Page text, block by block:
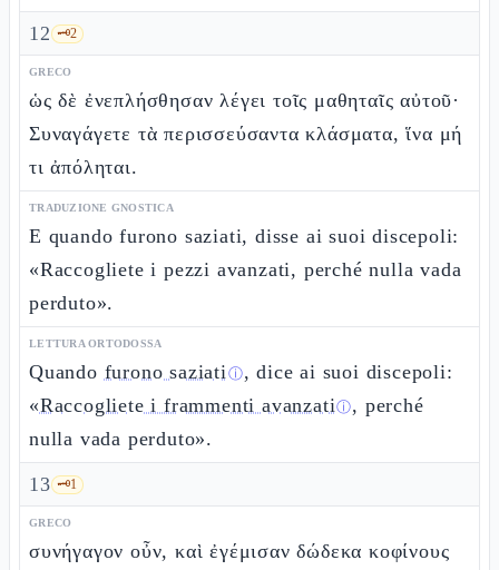
12 🗝️2
GRECO
ὡς δὲ ἐνεπλήσθησαν λέγει τοῖς μαθηταῖς αὐτοῦ·
Συναγάγετε τὰ περισσεύσαντα κλάσματα, ἵνα μή
τι ἀπόληται.
TRADUZIONE GNOSTICA
E quando furono saziati, disse ai suoi discepoli:
«Raccogliete i pezzi avanzati, perché nulla vada
perduto».
LETTURA ORTODOSSA
Quando furono saziatiⓘ, dice ai suoi discepoli:
«Raccogliete i frammenti avanzatiⓘ, perché
nulla vada perduto».
13 🗝️1
GRECO
συνήγαγον οὖν, καὶ ἐγέμισαν δώδεκα κοφίνους